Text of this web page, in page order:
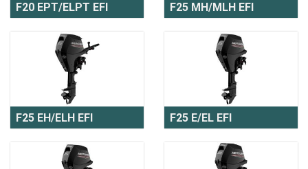
F20 EPT/ELPT EFI F25 MH/MLH EFI
F25 EH/ELH EFI F25 E/EL EFI